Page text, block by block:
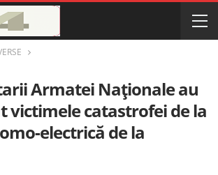
Armatei Naţionale au
victimele catastrofei de la
electrică de la